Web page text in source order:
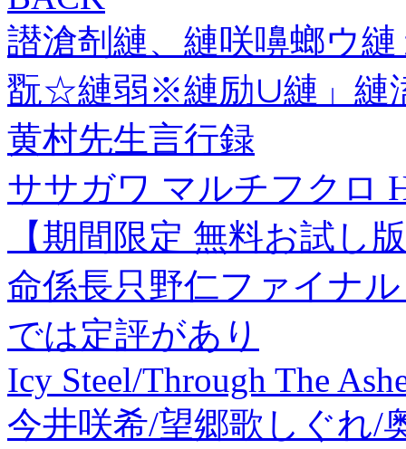
譛滄剞縺、縺咲嚊螂ウ
翫☆縺弱※縺励∪縺」縺
黄村先生言行録
ササガワ マルチフクロ
【期間限定 無料お試し
命係長只野仁ファイナル
では定評があり
Icy Steel/Through The
今井咲希/望郷歌しぐれ/